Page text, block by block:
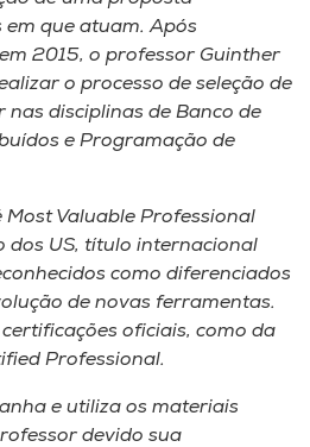
que atuam. Após
2015, o professor Guinther
o processo de seleção de
disciplinas de Banco de
e Programação de
Most Valuable Professional
dos US, título internacional
como diferenciados
de novas ferramentas.
oficiais, como da
Professional.
e utiliza os materiais
devido sua